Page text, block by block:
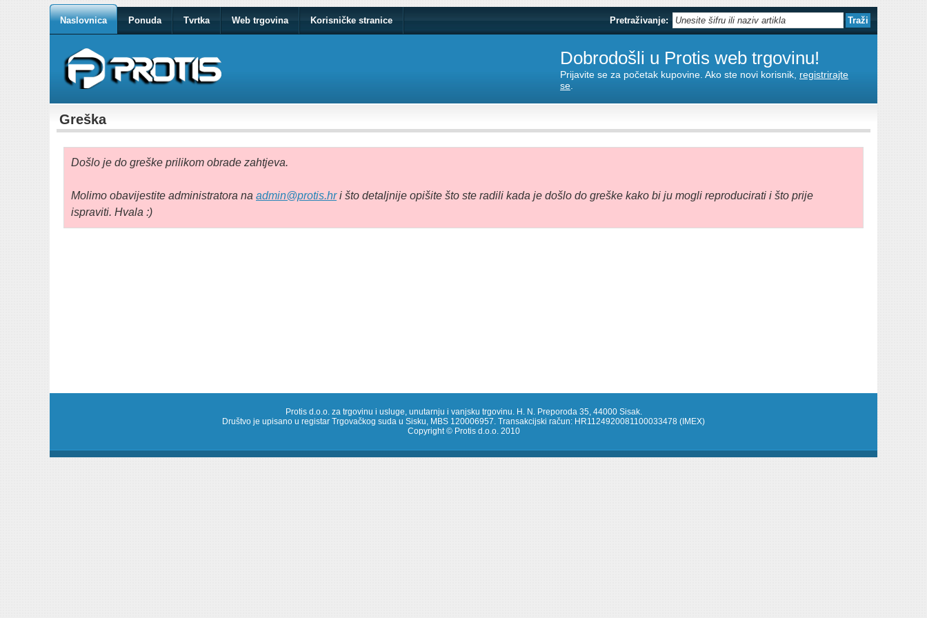
Naslovnica Ponuda Tvrtka Web trgovina Korisničke stranice Pretraživanje:
Dobrodošli u Protis web trgovinu!
Prijavite se za početak kupovine. Ako ste novi korisnik, registrirajte
se
Greška
Došlo je do greške prilikom obrade zahtjeva.
Molimo obavijestite administratora na admin@protis.hri što detaljnije opišite što ste radili kada je došlo do greške kako bi ju mogli reproducirati i što prije
ispraviti. Hvala :)
Protis d.o.o. za trgovinu i usluge, unutarnju i vanjsku trgovinu. H. N. Preporoda 35, 44000 Sisak.
Društvo je upisano u registar Trgovačkog suda u Sisku, MBS 120006957. Transakcijski račun: HR1124920081100033478 (IMEX)
Copyright © Protis d.o.o. 2010